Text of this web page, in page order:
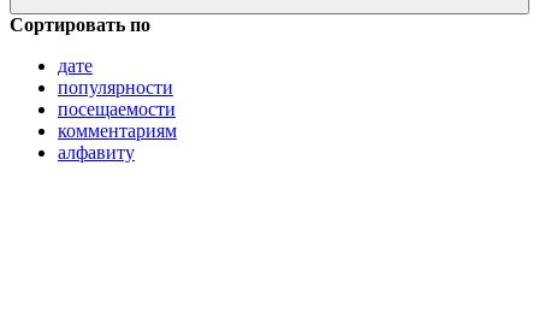
Сортировать по
дате
популярности
посещаемости
комментариям
алфавиту